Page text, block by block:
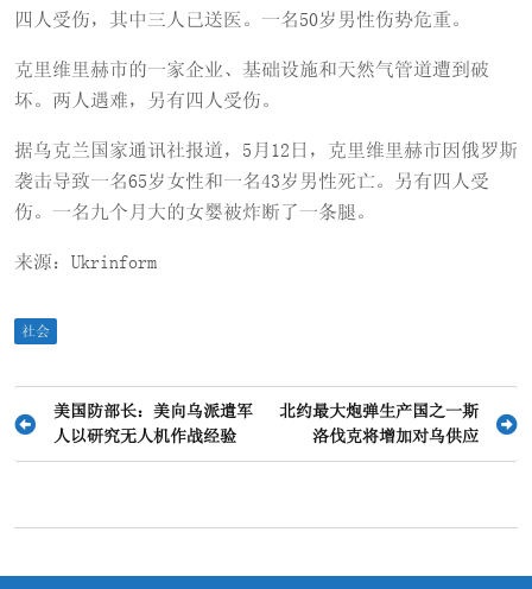
四人受伤，其中三人已送医。一名50岁男性伤势危重。
克里维里赫市的一家企业、基础设施和天然气管道遭到破
坏。两人遇难，另有四人受伤。
据乌克兰国家通讯社报道，5月12日，克里维里赫市因俄罗斯
袭击导致一名65岁女性和一名43岁男性死亡。另有四人受
伤。一名九个月大的女婴被炸断了一条腿。
来源：Ukrinform
社会
文
航
美国防部长：美向乌派遣军
人以研究无人机作战经验
北约最大炮弹生产国之一斯
洛伐克将增加对乌供应